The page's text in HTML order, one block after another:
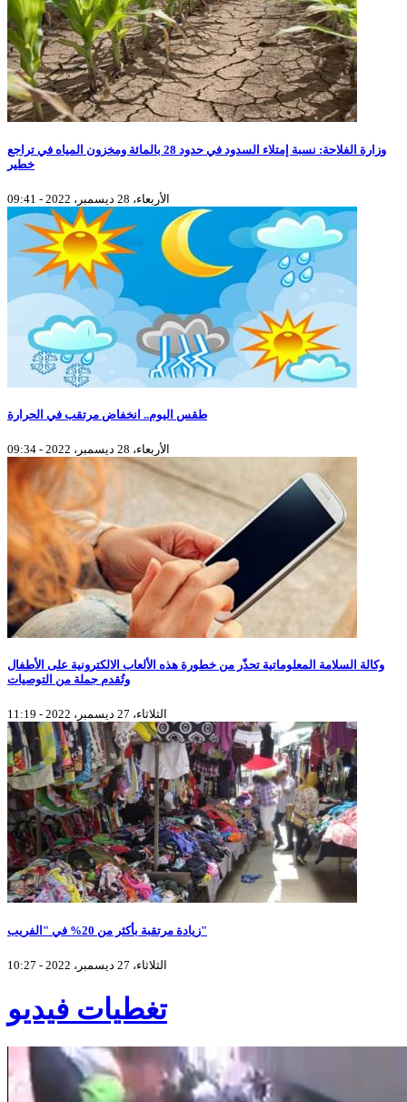
وزارة الفلاحة: نسبة إمتلاء السدود في حدود 28 بالمائة ومخزون المياه في تراجع
خطير
الأربعاء، 28 ديسمبر، 2022 - 09:41
طقس اليوم.. انخفاض مرتقب في الحرارة
الأربعاء، 28 ديسمبر، 2022 - 09:34
وكالة السلامة المعلوماتية تحذّر من خطورة هذه الألعاب الالكترونية على الأطفال
وتُقدم جملة من التوصيات
الثلاثاء، 27 ديسمبر، 2022 - 11:19
زيادة مرتقبة بأكثر من 20% في "الفريب"
الثلاثاء، 27 ديسمبر، 2022 - 10:27
تغطيات فيديو